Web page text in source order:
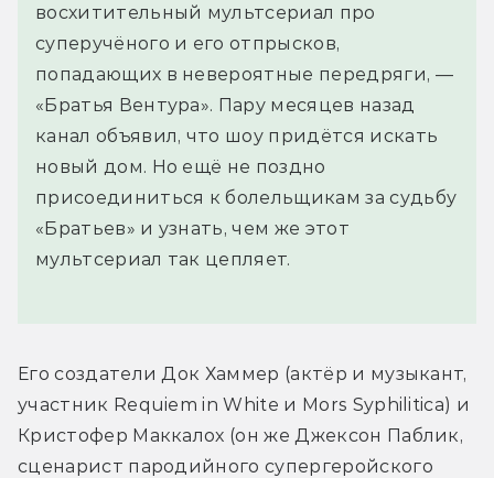
восхитительный мультсериал про
суперучёного и его отпрысков,
попадающих в невероятные передряги, —
«Братья Вентура». Пару месяцев назад
канал объявил, что шоу придётся искать
новый дом. Но ещё не поздно
присоединиться к болельщикам за судьбу
«Братьев» и узнать, чем же этот
мультсериал так цепляет.
Его создатели Док Хаммер (актёр и музыкант,
участник Requiem in White и Mors Syphilitica) и
Кристофер Маккалох (он же Джексон Паблик,
сценарист пародийного супергеройского